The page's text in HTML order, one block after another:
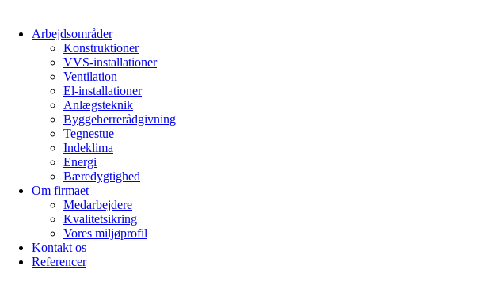
Arbejdsområder
Konstruktioner
VVS-installationer
Ventilation
El-installationer
Anlægsteknik
Byggeherrerådgivning
Tegnestue
Indeklima
Energi
Bæredygtighed
Om firmaet
Medarbejdere
Kvalitetsikring
Vores miljøprofil
Kontakt os
Referencer